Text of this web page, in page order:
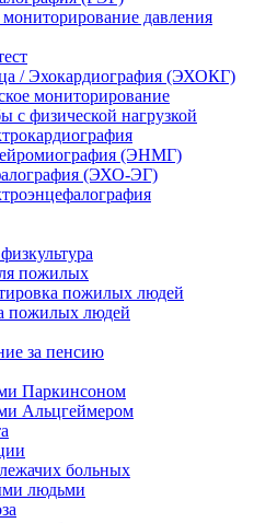
давления
/ Эхокардиография (ЭХОКГ)
мониторирование
с физической нагрузкой
(ЭНМГ)
(ЭХО-ЭГ)
пожилых
пожилых людей
пожилых людей
за пенсию
Паркинсоном
Альцгеймером
больных
людьми